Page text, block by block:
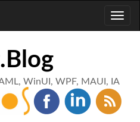
WinUI, WPF, MAUI, IA